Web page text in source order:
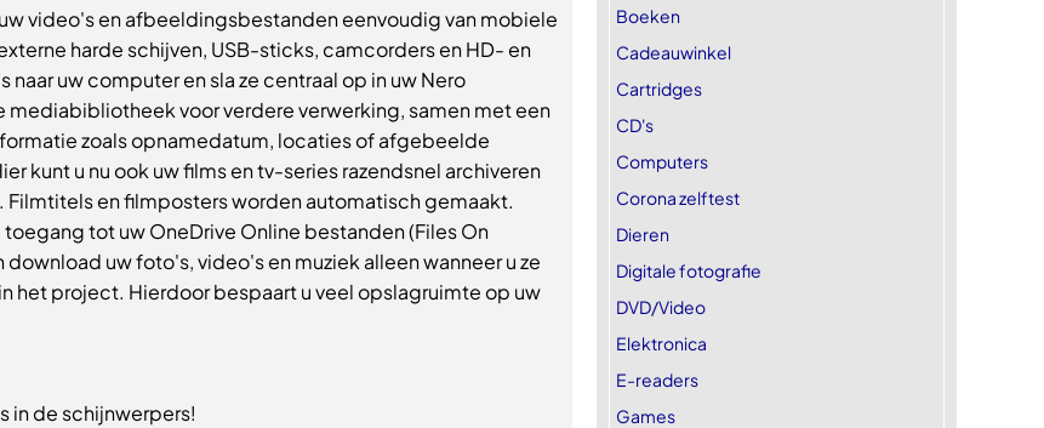
video's en afbeeldingsbestanden eenvoudig van mobiele
harde schijven, USB-sticks, camcorders en HD- en
naar uw computer en sla ze centraal op in uw Nero
mediabibliotheek voor verdere verwerking, samen met een
zoals opnamedatum, locaties of afgebeelde
kunt u nu ook uw films en tv-series razendsnel archiveren
Filmtitels en filmposters worden automatisch gemaakt.
toegang tot uw OneDrive Online bestanden (Files On
download uw foto's, video's en muziek alleen wanneer u ze
het project. Hierdoor bespaart u veel opslagruimte op uw
in de schijnwerpers!
Boeken
Cadeauwinkel
Cartridges
CD's
Computers
Corona zelftest
Dieren
Digitale fotografie
DVD/Video
Elektronica
E-readers
Games